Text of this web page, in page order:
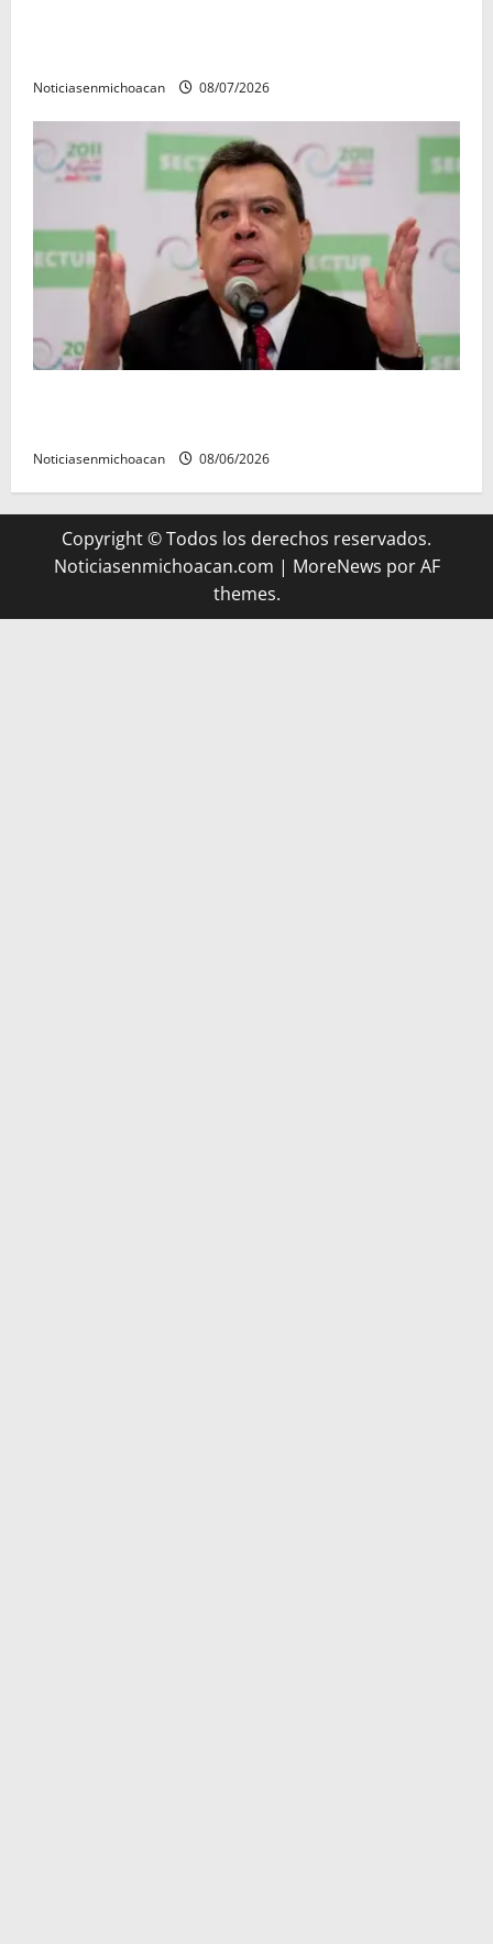
Noticiasenmichoacan 08/07/2026
Noticiasenmichoacan 08/06/2026
Copyright © Todos los derechos reservados.
Noticiasenmichoacan.com | MoreNews por AF
themes.